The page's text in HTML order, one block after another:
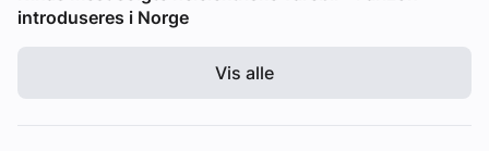
introduseres i Norge
Vis alle